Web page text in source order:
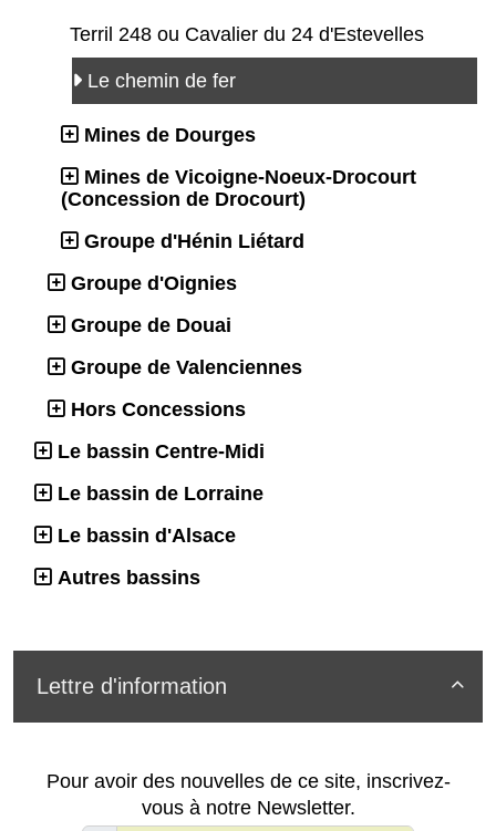
Terril 248 ou Cavalier du 24 d'Estevelles
Le chemin de fer
Mines de Dourges
Mines de Vicoigne-Noeux-Drocourt
(Concession de Drocourt)
Groupe d'Hénin Liétard
Groupe d'Oignies
Groupe de Douai
Groupe de Valenciennes
Hors Concessions
Le bassin Centre-Midi
Le bassin de Lorraine
Le bassin d'Alsace
Autres bassins

Lettre d'information
Pour avoir des nouvelles de ce site, inscrivez-
vous à notre Newsletter.